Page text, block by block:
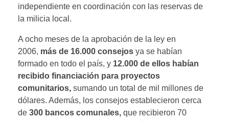
independiente en coordinación con las reservas de
la milicia local.
A ocho meses de la aprobación de la ley en
2006, más de 16.000 consejos ya se habían
formado en todo el país, y 12.000 de ellos habían
recibido financiación para proyectos
comunitarios, sumando un total de mil millones de
dólares. Además, los consejos establecieron cerca
de 300 bancos comunales, que recibieron 70